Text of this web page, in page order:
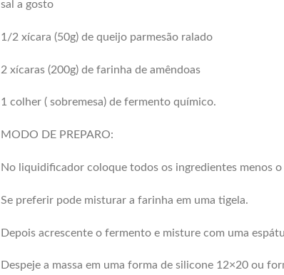
sal a gosto
1/2 xícara (50g) de queijo parmesão ralado
2 xícaras (200g) de farinha de amêndoas
1 colher ( sobremesa) de fermento químico.
MODO DE PREPARO:
No liquidificador coloque todos os ingredientes menos
Se preferir pode misturar a farinha em uma tigela.
Depois acrescente o fermento e misture com uma
Despeje a massa em uma forma de silicone 12×20 ou